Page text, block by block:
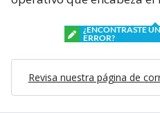
¿ENCONTRASTE UN
ERROR?
Revisa nuestra página de